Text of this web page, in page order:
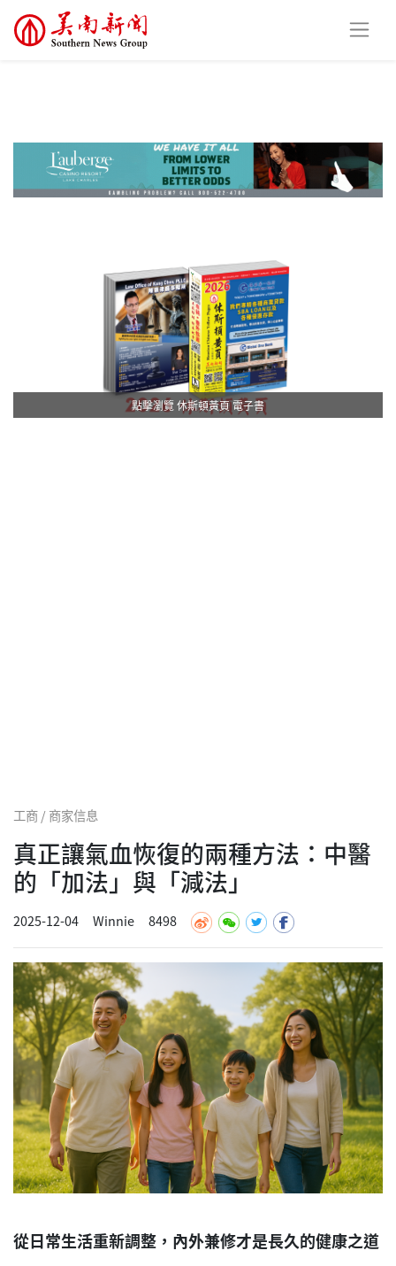
點擊瀏覽 休斯頓黃頁 電子書
工商 / 商家信息
真正讓氣血恢復的兩種方法：中醫
的「加法」與「減法」
2025-12-04 Winnie 8498
從日常生活重新調整，內外兼修才是長久的健康之道